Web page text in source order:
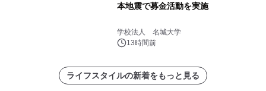
本地震で募金活動を実施
学校法人 名城大学
13時間前
ライフスタイルの新着をもっと見る